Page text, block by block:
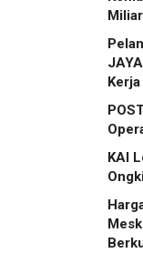
Kerja
KAI